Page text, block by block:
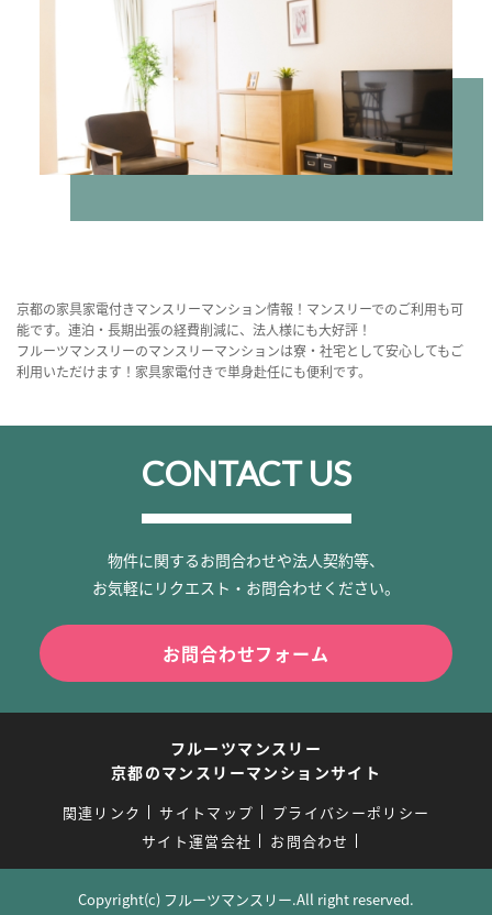
京都の家具家電付きマンスリーマンション情報！マンスリーでのご利用も可
能です。連泊・長期出張の経費削減に、法人様にも大好評！
フルーツマンスリーのマンスリーマンションは寮・社宅として安心してもご
利用いただけます！家具家電付きで単身赴任にも便利です。
CONTACT US
物件に関するお問合わせや法人契約等、
お気軽にリクエスト・お問合わせください。
お問合わせフォーム
フルーツマンスリー
京都のマンスリーマンションサイト
関連リンク サイトマップ
プライバシーポリシー
サイト運営会社
お問合わせ
Copyright(c) フルーツマンスリー.All right reserved.